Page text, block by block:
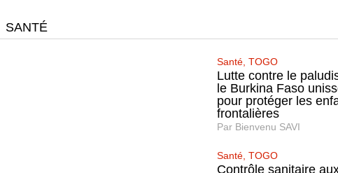
SANTÉ
Santé, TOGO
Lutte contre le
le Burkina Faso
pour protéger les
frontalières
Par Bienvenu SAVI
Santé, TOGO
Contrôle sanitaire